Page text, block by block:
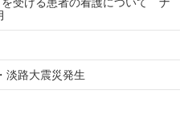
路大震災発生